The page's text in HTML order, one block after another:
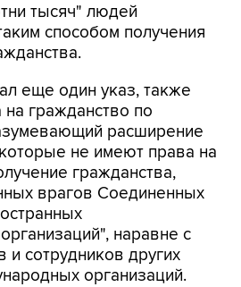
тысяч" людей
способом получения
еще один указ, также
гражданство по
расширение
не имеют права на
гражданства,
врагов Соединенных
наравне с
и сотрудников других
организаций.